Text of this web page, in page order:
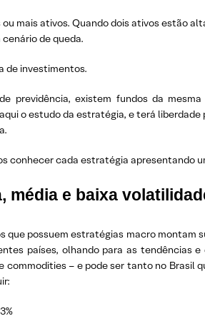
mais ativos. Quando dois ativos estão
de queda.
de investimentos.
previdência, existem fundos da
o estudo da estratégia, e terá
conhecer cada estratégia apresentando
média e baixa
que possuem estratégias macro
países, olhando para as tendências
commodities – e pode ser tanto no